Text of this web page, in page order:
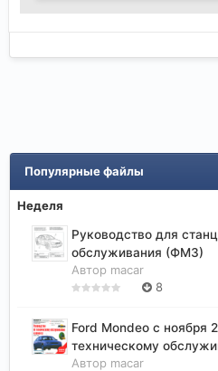
Популярные файлы
Неделя
Руководство для
обслуживания (ФМ3)
Автор macar
8
Ford Mondeo с ноября
техническому
Автор macar